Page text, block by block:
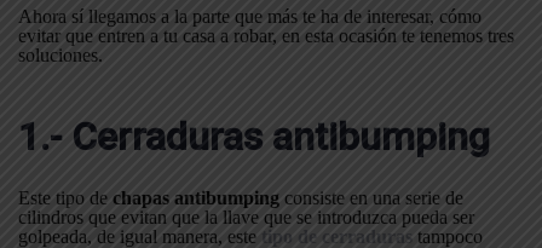
Ahora sí llegamos a la parte que más te ha de interesar, cómo
evitar que entren a tu casa a robar, en esta ocasión te tenemos tres
soluciones.
1.- Cerraduras antibumping
Este tipo de chapas antibumping consiste en una serie de
cilindros que evitan que la llave que se introduzca pueda ser
golpeada, de igual manera, este tipo de cerraduras tampoco